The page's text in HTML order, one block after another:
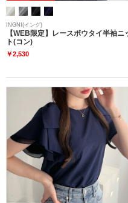
INGNI(イング)
【WEB限定】レースボウタイ半袖ニ
ト(コン)
￥2,530